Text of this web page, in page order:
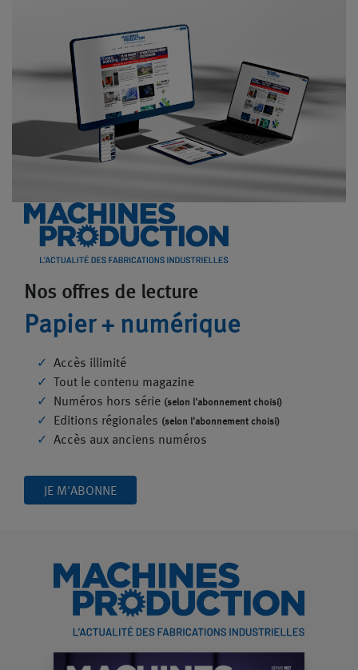
Nos offres de lecture
Papier + numérique
Accès illimité
Tout le contenu magazine
Numéros hors série (selon l'abonnement choisi)
Editions régionales (selon l'abonnement choisi)
Accès aux anciens numéros
JE M'ABONNE